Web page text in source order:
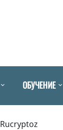
ОБУЧЕНИЕ
Rucryptoz